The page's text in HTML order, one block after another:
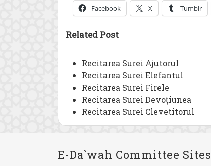
Facebook X Tumblr
Related Post
Recitarea Surei Ajutorul
Recitarea Surei Elefantul
Recitarea Surei Firele
Recitarea Surei Devoțiunea
Recitarea Surei Clevetitorul
E-Da`wah Committee Sites